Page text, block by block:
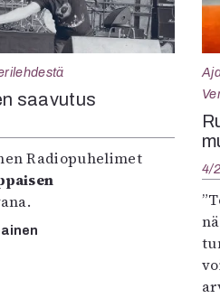
saavutus
Radiopuhelimet
4/